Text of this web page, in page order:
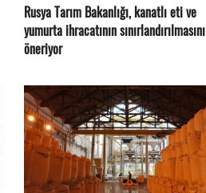
Rusya Tarım Bakanlığı, kanatlı eti ve
yumurta ihracatının sınırlandırılmasını
öneriyor